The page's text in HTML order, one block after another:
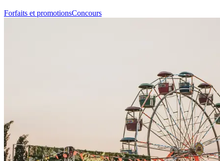
Forfaits et promotionsConcours